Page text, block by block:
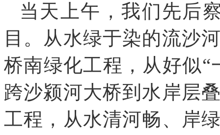
当天上午 ，我们先后
目 。 从水绿于染的流沙
桥南绿化工程 ， 从好似“
跨沙颍河大桥到水岸层
工程 ， 从水清河畅、岸